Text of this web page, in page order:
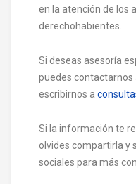
en la atención de los
derechohabientes.
Si deseas asesoría
puedes contactarnos
escribirnos a
Si la información te
olvides compartirla y
sociales para más